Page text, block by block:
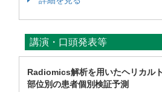
講演・口頭発表等
Radiomics解析を用いたヘリカル
部位別の患者個別検証予測